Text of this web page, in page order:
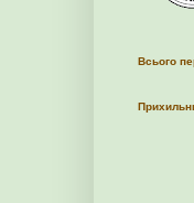
Всього